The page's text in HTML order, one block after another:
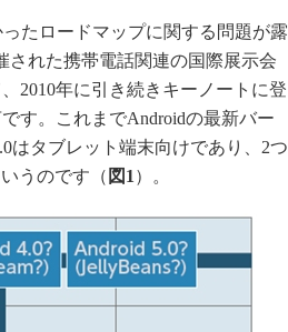
たロードマップに関する問題が露
された携帯電話関連の国際展示会
、2010年に引き続きキーノートに登
す。これまでAndroidの最新バー
はタブレット端末向けであり、2つ
うのです（ 図1 ）。